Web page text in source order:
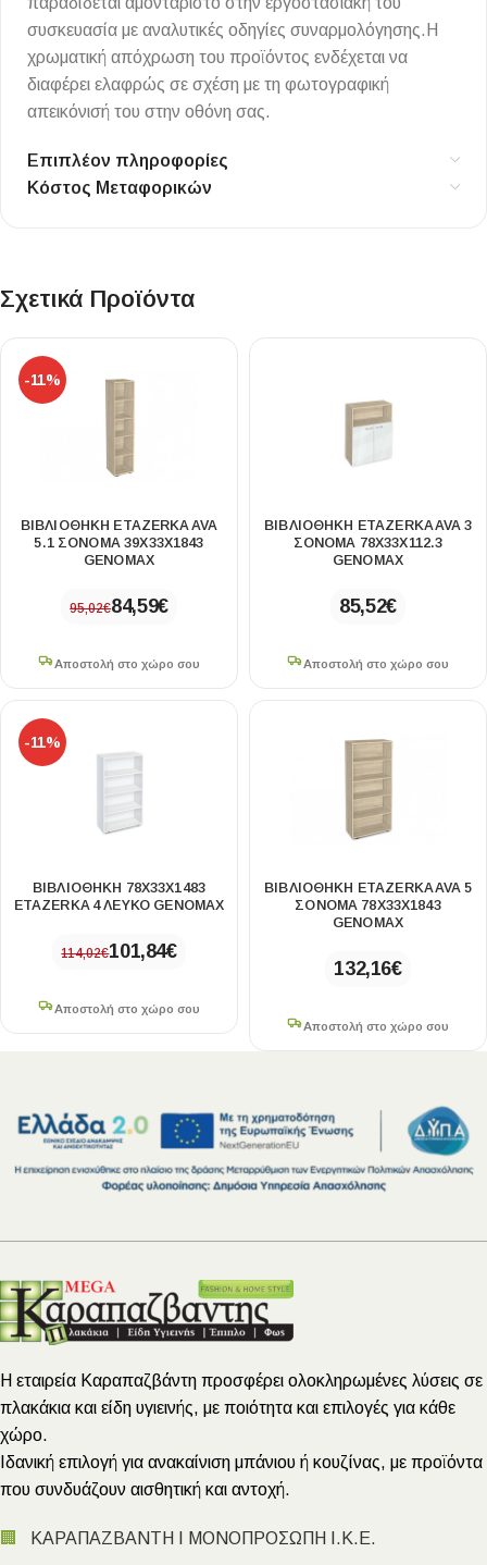
συσκευασία με αναλυτικές οδηγίες συναρμολόγησης.Η
χρωματική απόχρωση του προϊόντος ενδέχεται να
διαφέρει ελαφρώς σε σχέση με τη φωτογραφική
απεικόνισή του στην οθόνη σας.
Επιπλέον πληροφορίες
Κόστος Μεταφορικών
Σχετικά Προϊόντα
-11%
ΒΙΒΛΙΟΘΉΚΗ ETAZERKA AVA
5.1 ΣΌΝΟΜΑ 39X33X1843
GENOMAX
95,02€84,59€
Αποστολή στο χώρο σου
ΒΙΒΛΙΟΘΉΚΗ ETAZERKA AVA 3
ΣΌΝΟΜΑ 78X33X112.3
GENOMAX
85,52€
Αποστολή στο χώρο σου
-11%
ΒΙΒΛΙΟΘΉΚΗ 78X33X1483
ETAZERKA 4 ΛΕΥΚΌ GENOMAX
114,02€101,84€
Αποστολή στο χώρο σου
ΒΙΒΛΙΟΘΉΚΗ ETAZERKA AVA 5
ΣΌΝΟΜΑ 78X33X1843
GENOMAX
132,16€
Αποστολή στο χώρο σου
Η εταιρεία Καραπαζβάντη προσφέρει ολοκληρωμένες λύσεις σε
πλακάκια και είδη υγιεινής, με ποιότητα και επιλογές για κάθε
χώρο.
Ιδανική επιλογή για ανακαίνιση μπάνιου ή κουζίνας, με προϊόντα
που συνδυάζουν αισθητική και αντοχή.
🏢 ΚΑΡΑΠΑΖΒΑΝΤΗ Ι ΜΟΝΟΠΡΟΣΩΠΗ Ι.Κ.Ε.